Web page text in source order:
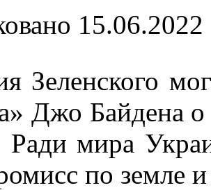
Зеленского
Джо Байдена
Ради мира
по земле и